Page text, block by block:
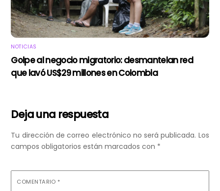
NOTICIAS
Golpe al negocio migratorio: desmantelan red
que lavó US$29 millones en Colombia
Deja una respuesta
Tu dirección de correo electrónico no será publicada. Los
campos obligatorios están marcados con *
COMENTARIO *